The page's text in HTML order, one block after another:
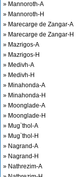
» Mannoroth-A
» Mannoroth-H
» Marecarge de Zangar-A
» Marecarge de Zangar-H
» Mazrigos-A
» Mazrigos-H
» Medivh-A
» Medivh-H
» Minahonda-A
» Minahonda-H
» Moonglade-A
» Moonglade-H
» Mug`thol-A
» Mug`thol-H
» Nagrand-A
» Nagrand-H
» Nathrezim-A